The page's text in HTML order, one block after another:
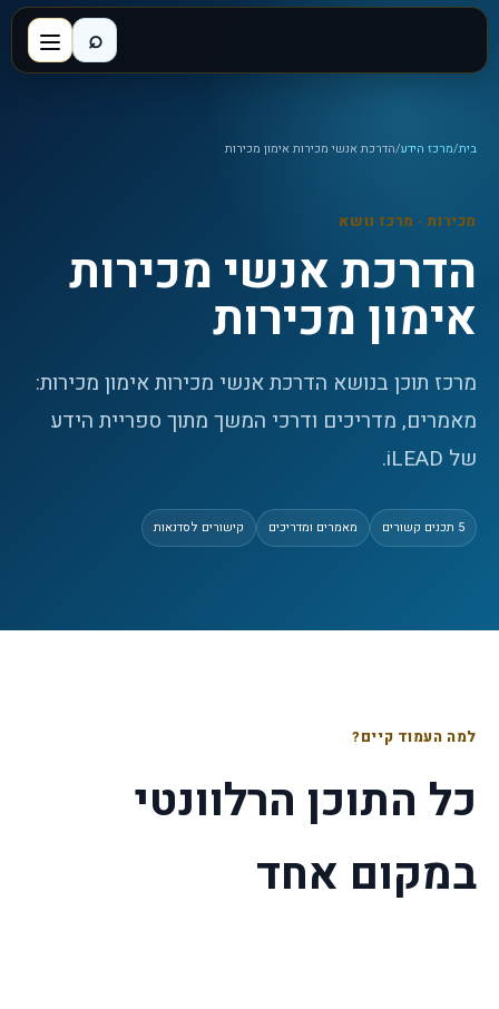
⌕
בית/מרכז הידע/הדרכת אנשי מכירות אימון מכירות
מכירות· מרכז נושא
הדרכת אנשי מכירות
אימון מכירות
מרכז תוכן בנושא הדרכת אנשי מכירות אימון מכירות:
מאמרים, מדריכים ודרכי המשך מתוך ספריית הידע
של iLEAD.
5 תכנים קשורים מאמרים ומדריכים קישורים לסדנאות
למה העמוד קיים?
כל התוכן הרלוונטי
במקום אחד